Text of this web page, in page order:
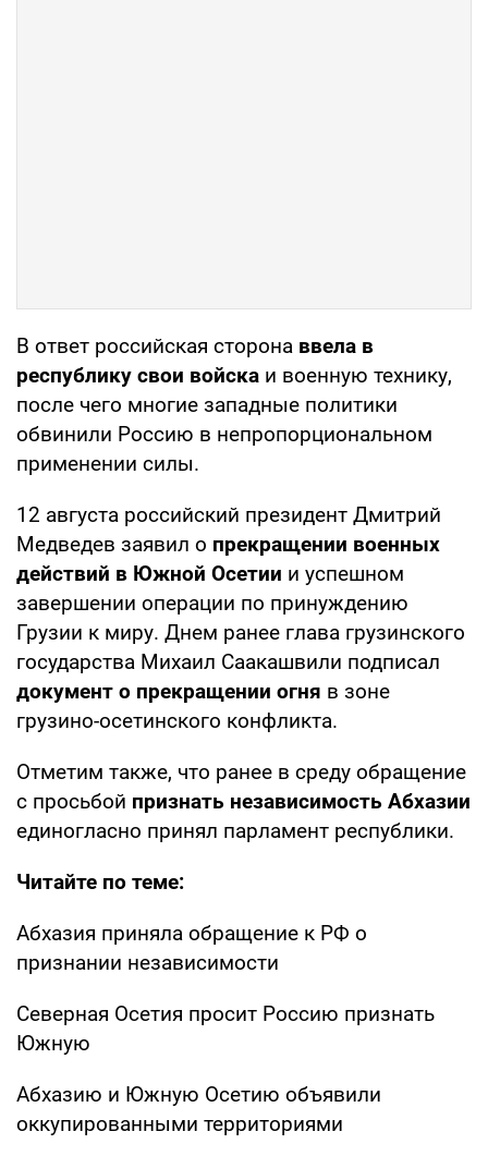
В ответ российская сторона ввела в
республику свои войска и военную технику,
после чего многие западные политики
обвинили Россию в непропорциональном
применении силы.
12 августа российский президент Дмитрий
Медведев заявил о прекращении военных
действий в Южной Осетии и успешном
завершении операции по принуждению
Грузии к миру. Днем ранее глава грузинского
государства Михаил Саакашвили подписал
документ о прекращении огня в зоне
грузино-осетинского конфликта.
Отметим также, что ранее в среду обращение
с просьбой признать независимость Абхазии
единогласно принял парламент республики.
Читайте по теме:
Абхазия приняла обращение к РФ о
признании независимости
Северная Осетия просит Россию признать
Южную
Абхазию и Южную Осетию объявили
оккупированными территориями